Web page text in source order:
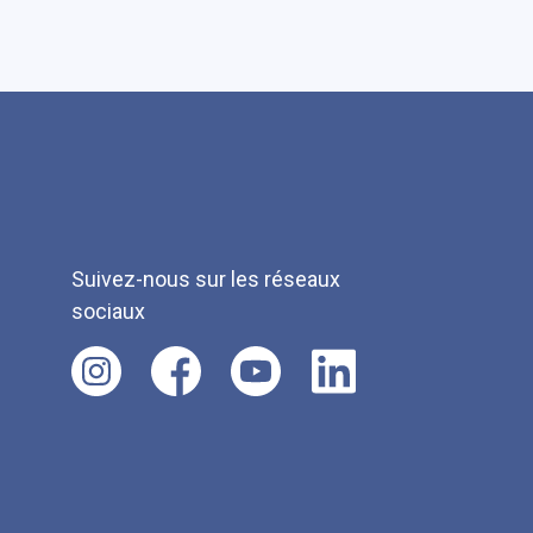
Suivez-nous sur les réseaux
sociaux